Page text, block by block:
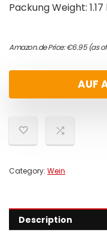
Packung Weight: 1.17
Amazon.de Price:€6.95(as
AUF
Category: Wein
Description